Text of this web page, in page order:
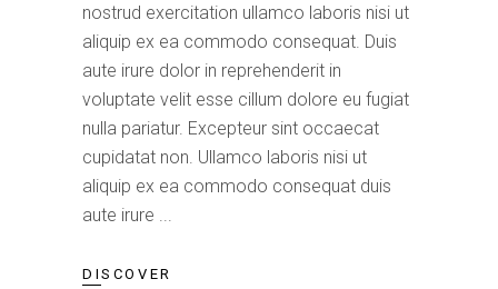
nostrud exercitation ullamco laboris nisi ut
aliquip ex ea commodo consequat. Duis
aute irure dolor in reprehenderit in
voluptate velit esse cillum dolore eu fugiat
nulla pariatur. Excepteur sint occaecat
cupidatat non. Ullamco laboris nisi ut
aliquip ex ea commodo consequat duis
aute irure
DISCOVER